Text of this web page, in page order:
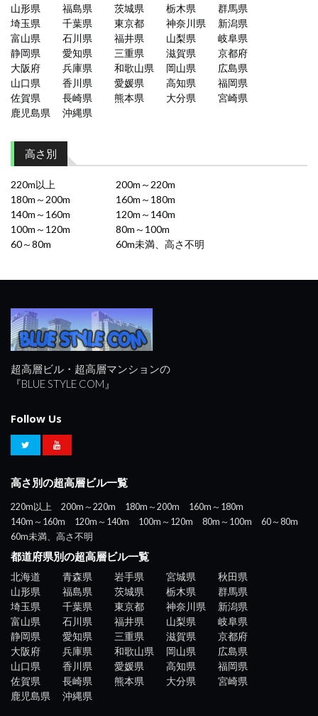
山形県
福島県 茨城県 栃木県
群馬県
埼玉県
千葉県 東京都 神奈川県
新潟県
富山県
石川県 福井県 山梨県
岐阜県
静岡県
愛知県 三重県 滋賀県
京都府
大阪府
兵庫県 和歌山県 岡山県
広島県
山口県
香川県 愛媛県 高知県
福岡県
佐賀県
長崎県 熊本県 大分県
宮崎県
鹿児島県
沖縄県
高さ別
220m以上
200m～220m
180m～200m
160m～180m
140m～160m
120m～140m
100m～120m
80m～100m
60～80m
60m未満、高さ不明
超高層ビル・超高層マンションの
『BLUE STYLE COM』
Follow Us
高さ別の超高層ビル一覧
220m以上 200m～220m 180m～200m
160m～180m
140m～160m
120m～140m 100m～120m 80m～100m
60～80m
60m未満、高さ不明
都道府県別の超高層ビル一覧
北海道 青森県 岩手県 宮城県
秋田県
山形県
福島県 茨城県 栃木県
群馬県
埼玉県
千葉県 東京都 神奈川県
新潟県
富山県
石川県 福井県 山梨県
岐阜県
静岡県
愛知県 三重県 滋賀県
京都府
大阪府
兵庫県 和歌山県 岡山県
広島県
山口県
香川県 愛媛県 高知県
福岡県
佐賀県
長崎県 熊本県 大分県
宮崎県
鹿児島県
沖縄県